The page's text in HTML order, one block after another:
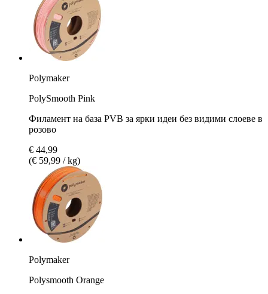
Polymaker
PolySmooth Pink
Филамент на база PVB за ярки идеи без видими слоеве в
розово
€ 44,99
(€ 59,99 / kg)
Polymaker
Polysmooth Orange